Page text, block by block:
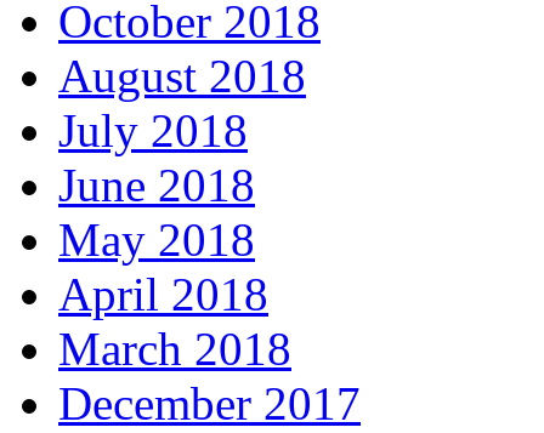
October 2018
August 2018
July 2018
June 2018
May 2018
April 2018
March 2018
December 2017